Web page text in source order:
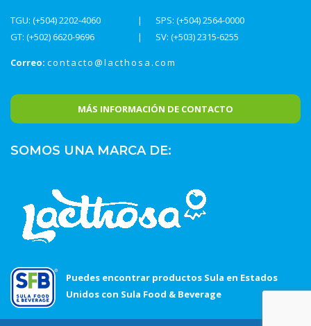
TGU: (+504) 2202-4060
SPS: (+504) 2564-0000
SV: (+503) 2315-6255
GT: (+502) 6620-9696
Correo: contacto@lacthosa.com
MÁS INFORMACIÓN DE CONTACTO
SOMOS UNA MARCA DE:
Puedes encontrar productos Sula en Estados
Unidos con Sula Food & Beverage